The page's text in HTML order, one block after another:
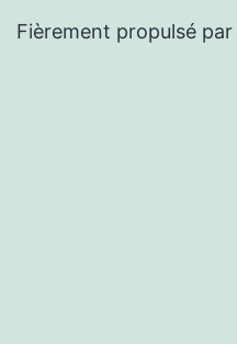
Fièrement propulsé par